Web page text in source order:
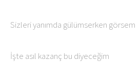
Sizleri yanımda gülümserken görsem
İşte asıl kazanç bu diyeceğim